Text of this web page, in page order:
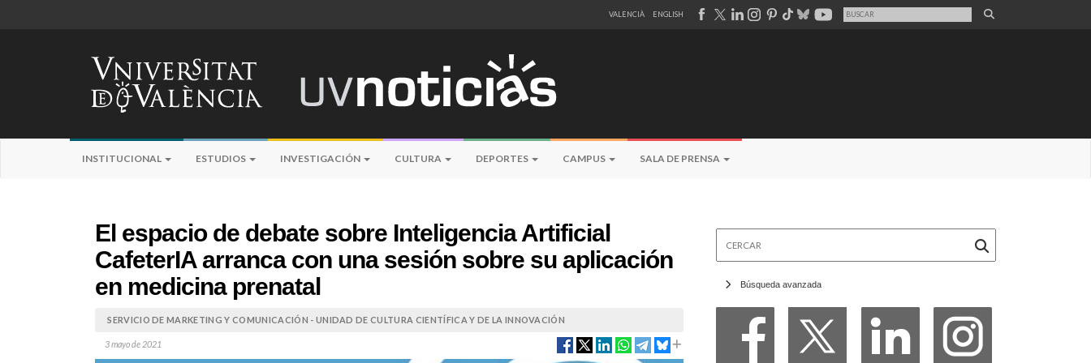
VALENCIÀ ENGLISH
INSTITUCIONAL ESTUDIOS INVESTIGACIÓN CULTURA DEPORTES CAMPUS SALA DE PRENSA
El espacio de debate sobre Inteligencia Artificial
CafeterIA arranca con una sesión sobre su aplicación
en medicina prenatal
SERVICIO DE MARKETING Y COMUNICACIÓN - UNIDAD DE CULTURA CIENTÍFICA Y DE LA INNOVACIÓN
3 mayo de 2021
Búsqueda avanzada